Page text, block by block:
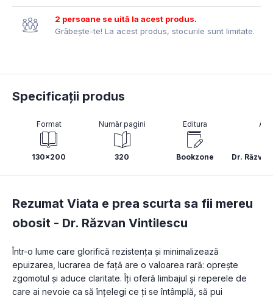
2 persoane se uită la acest produs.
Grăbește-te! La acest produs, stocurile sunt limitate.
Specificații produs
Format
130x200
Număr pagini
320
Editura
Bookzone Dr.
Rezumat Viata e prea scurta sa fii mereu
obosit - Dr. Răzvan Vintilescu
Într-o lume care glorifică rezistența și minimalizează
epuizarea, lucrarea de față are o valoarea rară: oprește
zgomotul și aduce claritate. Îți oferă limbajul și reperele de
care ai nevoie ca să înțelegi ce ți se întâmplă, să pui